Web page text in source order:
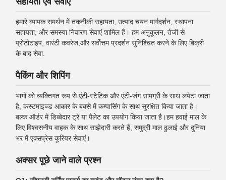
हमारे व्यापक समर्थन में तकनीकी सहायता, उत्पाद चयन मार्गदर्शन, स्थापना
सहायता, और समस्या निवारण सेवाएं शामिल हैं। हम अनुकूलन, तेजी से
प्रोटोटाइप, वारंटी कवरेज,और सर्वोत्तम प्रदर्शन सुनिश्चित करने के लिए बिक्री
के बाद सेवा.
पैकिंग और शिपिंग
भागों को व्यक्तिगत रूप से एंटी-स्टेटिक और एंटी-जंग सामग्री के साथ लपेटा जाता
है, कस्टमाइज्ड आकार के बक्से में कम्पासिंग के साथ सुरक्षित किया जाता है।
बल्क ऑर्डर में डिब्बेदार ट्रे या पैलेट का उपयोग किया जाता है।हम हवाई माल के
लिए विश्वसनीय वाहक के साथ साझेदारी करते हैं, समुद्री माल ढुलाई और दुनिया
भर में एक्सप्रेस कूरियर सेवाएं।
अक्सर पूछे जाने वाले प्रश्न